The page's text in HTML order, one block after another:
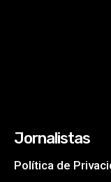
Jornalistas
Política de